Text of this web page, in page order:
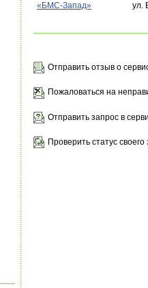
«БМС-Запад»
ул.
Отправить отзыв о
Пожаловаться на
Отправить запрос в
Проверить статус своего